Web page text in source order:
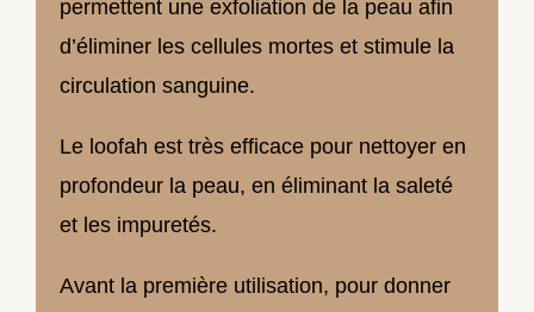
permettent une exfoliation de la peau afin
d’éliminer les cellules mortes et stimule la
circulation sanguine.
Le loofah est très efficace pour nettoyer en
profondeur la peau, en éliminant la saleté
et les impuretés.
Avant la première utilisation, pour donner